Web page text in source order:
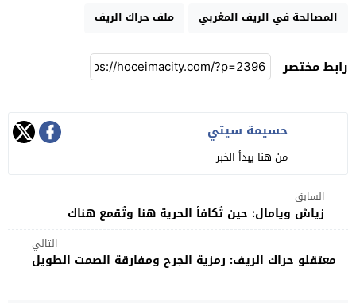
المصالحة في الريف المغربي
ملف حراك الريف
رابط مختصر
حسيمة سيتي
من هنا يبدأ الخبر
السابق
زياش ويامال: حين تُكافأ الحرية هنا وتُقمع هناك
التالي
معتقلو حراك الريف: رمزية الجرح ومفارقة الصمت الطويل